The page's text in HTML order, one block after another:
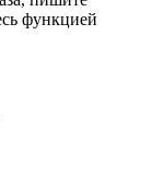
функцией